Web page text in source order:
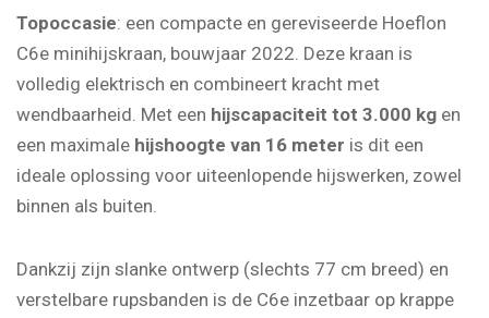
Topoccasie: een compacte en gereviseerde Hoeflon
C6e minihijskraan, bouwjaar 2022. Deze kraan is
volledig elektrisch en combineert kracht met
wendbaarheid. Met een hijscapaciteit tot 3.000 kg en
een maximale hijshoogte van 16 meter is dit een
ideale oplossing voor uiteenlopende hijswerken, zowel
binnen als buiten.
Dankzij zijn slanke ontwerp (slechts 77 cm breed) en
verstelbare rupsbanden is de C6e inzetbaar op krappe